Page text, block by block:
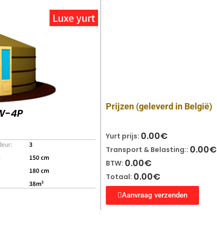
Luxe yurt
4P
3
150 cm
180 cm
38m²
Prijzen (geleverd in België)
Yurt prijs: 0.00€
Transport & Belasting:: 0.00€
BTW: 0.00€
Totaal: 0.00€
Aanvraag verzenden